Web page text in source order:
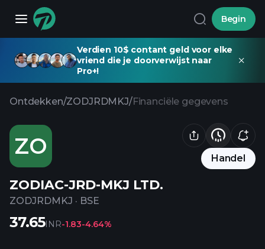
Begin
Verdien 10$ contant geld voor elke
vriend die je doorverwijst naar
Pro+!
Ontdekken/ZODJRDMKJ/Financiële gegevens
ZO Handel
ZODIAC-JRD-MKJ LTD.
ZODJRDMKJ · BSE
37.65INR-1.83-4.64%